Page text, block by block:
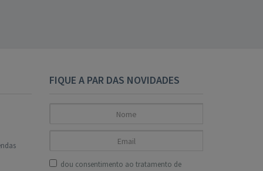
FIQUE A PAR DAS NOVIDADES
dou consentimento ao tratamento de